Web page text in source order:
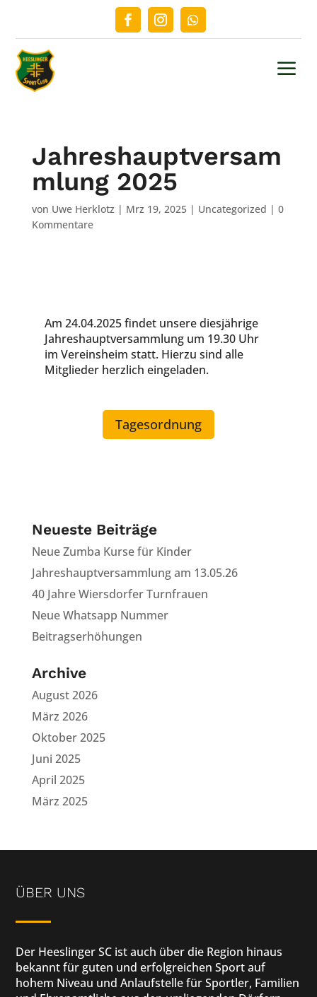
a
Jahreshauptversam
mlung 2025
von Uwe Herklotz | Mrz 19, 2025| Uncategorized | 0
Kommentare
Am 24.04.2025 findet unsere diesjährige
Jahreshauptversammlung um 19.30 Uhr
im Vereinsheim statt. Hierzu sind alle
Mitglieder herzlich eingeladen.
Tagesordnung
Neueste Beiträge
Neue Zumba Kurse für Kinder
Jahreshauptversammlung am 13.05.26
40 Jahre Wiersdorfer Turnfrauen
Neue Whatsapp Nummer
Beitragserhöhungen
Archive
August 2026
März 2026
Oktober 2025
Juni 2025
April 2025
März 2025
ÜBER UNS
Der Heeslinger SC ist auch über die Region hinaus
bekannt für guten und erfolgreichen Sport auf
hohem Niveau und Anlaufstelle für Sportler, Familien